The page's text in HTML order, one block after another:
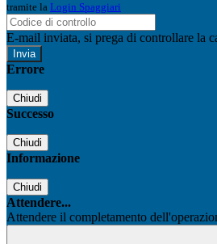
tramite la Login Spaggiari
E-mail inviata, si prega di controllare la
Errore
Chiudi
Successo
Chiudi
Informazione
Chiudi
Attendere...
Attendere il completamento